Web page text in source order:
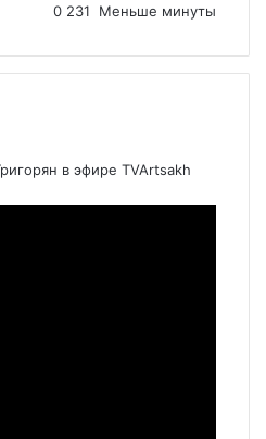
0 231 Меньше минуты
в эфире TVArtsakh